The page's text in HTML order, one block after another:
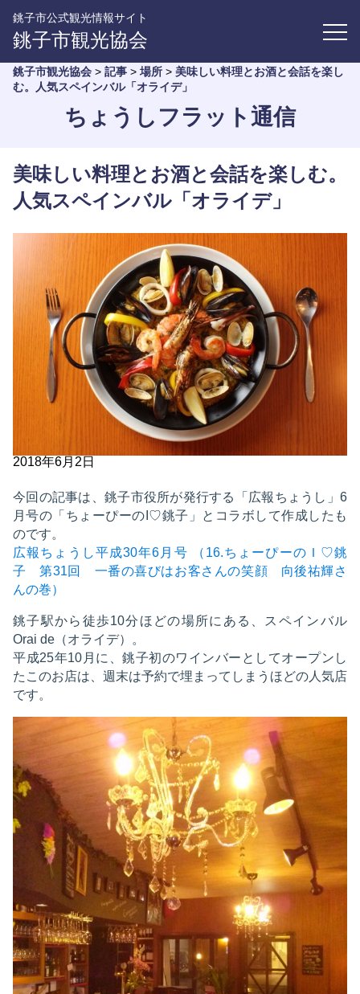
銚子市公式観光情報サイト
銚子市観光協会
銚子市観光協会 > 記事 > 場所 > 美味しい料理とお酒と会話を楽し
む。人気スペインバル「オライデ」
ちょうしフラット通信
美味しい料理とお酒と会話を楽しむ。
人気スペインバル「オライデ」
2018年6月2日
今回の記事は、銚子市役所が発行する「広報ちょうし」6
月号の「ちょーぴーのI♡銚子」とコラボして作成したも
のです。
広報ちょうし平成30年6月号 （16.ちょーぴーのＩ♡銚
子 第31回 一番の喜びはお客さんの笑顔 向後祐輝さ
んの巻）
銚子駅から徒歩10分ほどの場所にある、スペインバル
Orai de（オライデ）。
平成25年10月に、銚子初のワインバーとしてオープンし
たこのお店は、週末は予約で埋まってしまうほどの人気店
です。